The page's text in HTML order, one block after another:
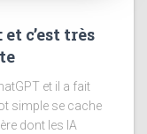
c’est très
et il a fait
simple se cache
dont les IA